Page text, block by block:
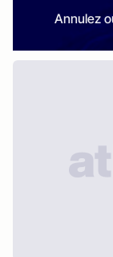
Annulez